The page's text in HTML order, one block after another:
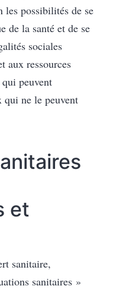
les possibilités de se
de la santé et de se
sociales
aux ressources
peuvent
qui ne le peuvent
et
sanitaire,
sanitaires »